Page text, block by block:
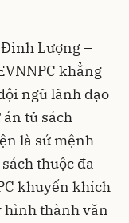
Lượng –
khẳng
ngũ lãnh đạo
tủ sách
là sứ mệnh
thuộc đa
khuyến khích
hình thành văn